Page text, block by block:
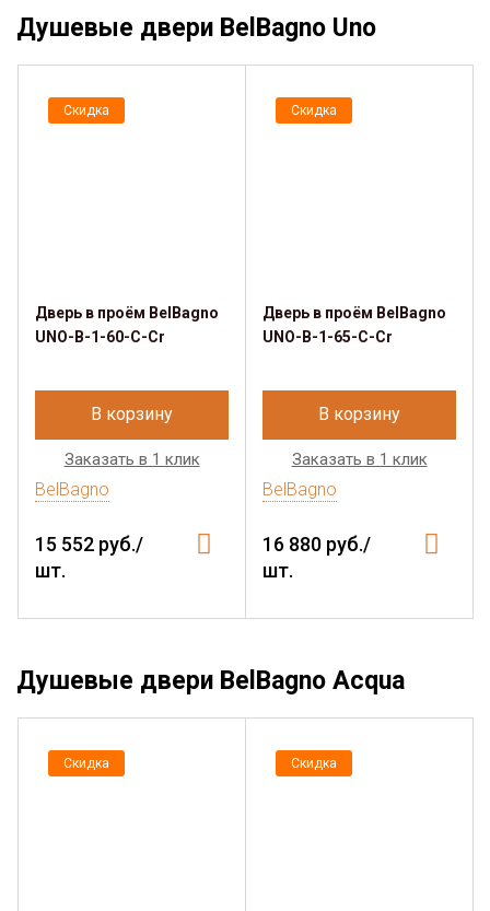
Душевые двери BelBagno Uno
Скидка
Дверь в проём BelBagno
UNO-B-1-60-C-Cr
В корзину
Заказать в 1 клик
BelBagno
15 552 руб./
шт.
Скидка
Дверь в проём BelBagno
UNO-B-1-65-C-Cr
В корзину
Заказать в 1 клик
BelBagno
16 880 руб./
шт.
Душевые двери BelBagno Acqua
Скидка Скидка